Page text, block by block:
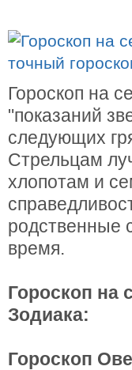
Гороскоп на
"показаний
следующих
Стрельцам
хлопотам и
родственные
время.
Гороскоп на
Зодиака:
Гороскоп